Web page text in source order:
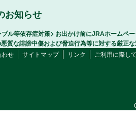
お知らせ
ル等依存症対策
お出かけ前にJRAホームペ
質な誹謗中傷および脅迫行為等に対する厳正
わせ
サイトマップ リンク ご利用に際し